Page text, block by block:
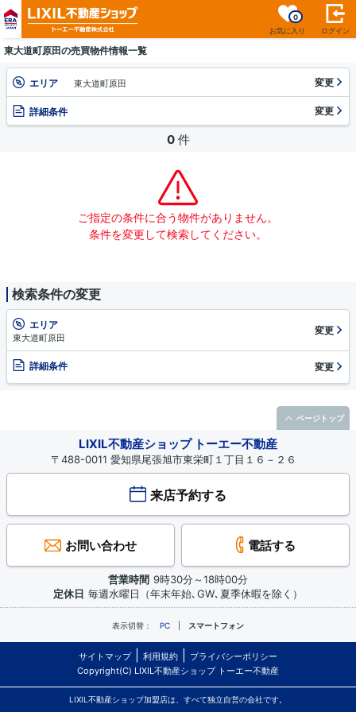
お気に入り
0
ログイン
東大道町原田の売買物件情報一覧
エリア 東大道町原田 変更
詳細条件 変更
0 件
ご指定の条件に合う物件がありません。
条件を変更して検索してください。
検索条件の変更
エリア
東大道町原田
変更
詳細条件 変更
LIXIL不動産ショップ トーエー不動産
〒488-0011 愛知県尾張旭市東栄町１丁目１６－２６
来店予約する
お問い合わせ 電話する
営業時間 9時30分～18時00分
定休日 毎週水曜日（年末年始､GW､夏季休暇を除く）
表示切替： PC スマートフォン
サイトマップ 利用規約
プライバシーポリシー
Copyright(C) LIXIL不動産ショップ トーエー不動産
LIXIL不動産ショップ加盟店は、すべて独立自営の会社です。
ページトップ